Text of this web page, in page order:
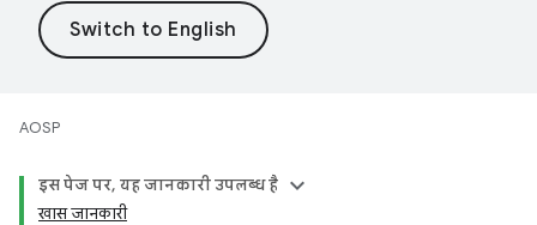
AOSP
इस पेज पर, यह जानकारी उपलब्ध है
खास जानकारी